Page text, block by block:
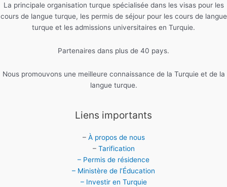
La principale organisation turque spécialisée dans les visas pour les
cours de langue turque, les permis de séjour pour les cours de langue
turque et les admissions universitaires en Turquie.
Partenaires dans plus de 40 pays.
Nous promouvons une meilleure connaissance de la Turquie et de la
langue turque.
Liens importants
– À propos de nous
– Tarification
– Permis de résidence
– Ministère de l’Éducation
– Investir en Turquie